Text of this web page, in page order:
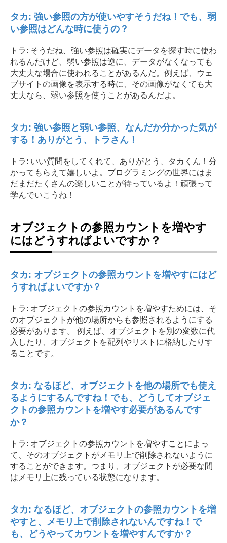
タカ: 強い参照の方が使いやすそうだね！でも、弱
い参照はどんな時に使うの？
トラ: そうだね、強い参照は確実にデータを探す時に使わ
れるんだけど、弱い参照は逆に、データがなくなっても
大丈夫な場合に使われることがあるんだ。例えば、ウェ
ブサイトの画像を表示する時に、その画像がなくても大
丈夫なら、弱い参照を使うことがあるんだよ。
タカ: 強い参照と弱い参照、なんだか分かった気が
する！ありがとう、トラさん！
トラ: いい質問をしてくれて、ありがとう、タカくん！分
かってもらえて嬉しいよ。プログラミングの世界にはま
だまだたくさんの楽しいことが待っているよ！頑張って
学んでいこうね！
オブジェクトの参照カウントを増やす
にはどうすればよいですか？
タカ: オブジェクトの参照カウントを増やすにはど
うすればよいですか？
トラ: オブジェクトの参照カウントを増やすためには、そ
のオブジェクトが他の場所からも参照されるようにする
必要があります。 例えば、オブジェクトを別の変数に代
入したり、オブジェクトを配列やリストに格納したりす
ることです。
タカ: なるほど、オブジェクトを他の場所でも使え
るようにするんですね！でも、どうしてオブジェ
クトの参照カウントを増やす必要があるんです
か？
トラ: オブジェクトの参照カウントを増やすことによっ
て、そのオブジェクトがメモリ上で削除されないように
することができます。つまり、オブジェクトが必要な間
はメモリ上に残っている状態になります。
タカ: なるほど、オブジェクトの参照カウントを増
やすと、メモリ上で削除されないんですね！で
も、どうやってカウントを増やすんですか？